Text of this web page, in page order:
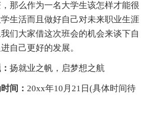
那么作为一名大学生该怎样才能很
生活而且做好自己对未来职业生涯
们大家借这次班会的机会来谈下自
自己更好的发展。
扬就业之帆，启梦想之航
间：20xx年10月21日(具体时间待